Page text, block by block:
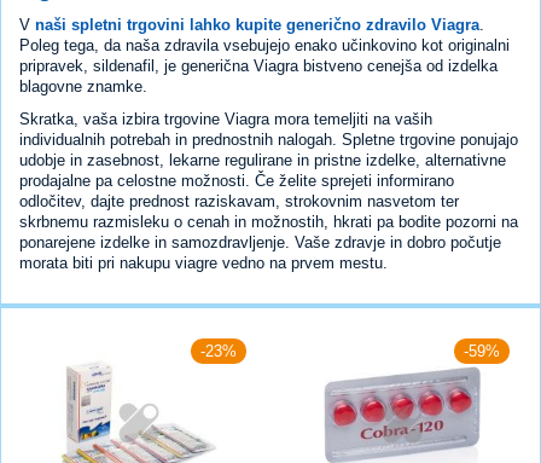
V naši spletni trgovini lahko kupite generično zdravilo Viagra.
Poleg tega, da naša zdravila vsebujejo enako učinkovino kot originalni
pripravek, sildenafil, je generična Viagra bistveno cenejša od izdelka
blagovne znamke.
Skratka, vaša izbira trgovine Viagra mora temeljiti na vaših
individualnih potrebah in prednostnih nalogah. Spletne trgovine ponujajo
udobje in zasebnost, lekarne regulirane in pristne izdelke, alternativne
prodajalne pa celostne možnosti. Če želite sprejeti informirano
odločitev, dajte prednost raziskavam, strokovnim nasvetom ter
skrbnemu razmisleku o cenah in možnostih, hkrati pa bodite pozorni na
ponarejene izdelke in samozdravljenje. Vaše zdravje in dobro počutje
morata biti pri nakupu viagre vedno na prvem mestu.
-23% -59%